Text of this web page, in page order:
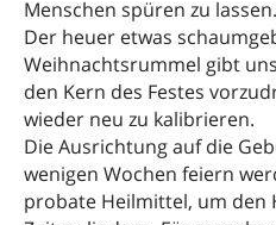
Menschen spüren zu lassen.
Der heuer etwas
Weihnachtsrummel gibt
den Kern des Festes
wieder neu zu kalibrieren.
Die Ausrichtung auf die
wenigen Wochen feiern
probate Heilmittel, um den